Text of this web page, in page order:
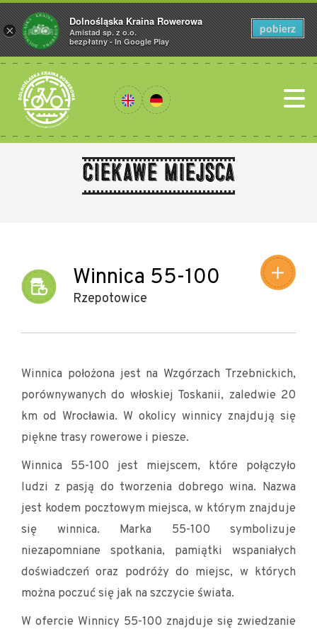
Ciekawe miejsca
Winnica 55-100
Rzepotowice
Winnica położona jest na Wzgórzach Trzebnickich,
porównywanych do włoskiej Toskanii, zaledwie 20
km od Wrocławia. W okolicy winnicy znajdują się
piękne trasy rowerowe i piesze.
Winnica 55-100 jest miejscem, które połączyło
ludzi z pasją do tworzenia dobrego wina. Nazwa
jest kodem pocztowym miejsca, w którym znajduje
się winnica. Marka 55-100 symbolizuje
niezapomniane spotkania, pamiątki wspaniałych
doświadczeń oraz podróży do miejsc, w których
można poczuć się jak na szczycie świata.
W ofercie Winnicy 55-100 znajduje się zwiedzanie
×
Dolnośląska Kraina Rowerowa
Amistad sp. z o.o.
bezpłatny - In Google Play
pobierz